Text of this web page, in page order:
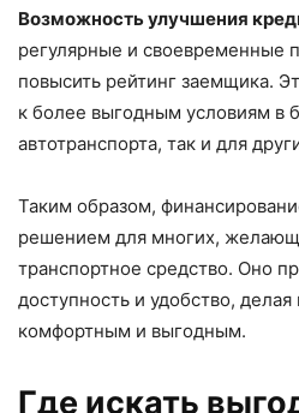
Возможность улучшения
регулярные и своевременные
повысить рейтинг заемщика.
к более выгодным условиям в
автотранспорта, так и для
Таким образом,
решением для многих,
транспортное средство. Оно
доступность и удобство,
комфортным и выгодным.
Где искать